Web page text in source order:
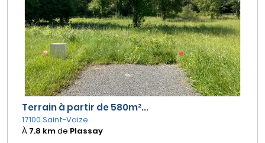
Terrain à partir de 580m²...
17100 Saint-Vaize
À 7.8 kmde Plassay